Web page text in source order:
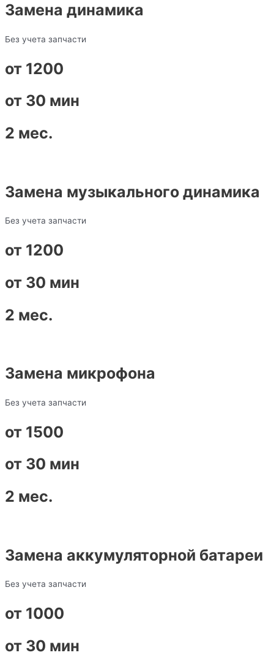
Замена динамика
Без учета запчасти
от 1200
от 30 мин
2 мес.
Замена музыкального динамика
Без учета запчасти
от 1200
от 30 мин
2 мес.
Замена микрофона
Без учета запчасти
от 1500
от 30 мин
2 мес.
Замена аккумуляторной батареи
Без учета запчасти
от 1000
от 30 мин